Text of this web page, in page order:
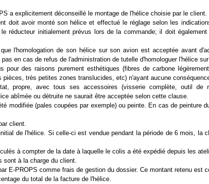
a explicitement déconseillé le montage de l'hélice choisie par le client.
doit avoir monté son hélice et effectué le réglage selon les
réducteur initialement prévus lors de la commande; il doit
l'homologation de son hélice sur son avion est acceptée avant
en cas de refus de l'administration de tutelle d'homologuer l'hélice
pour des raisons purement esthétiques (fibres de carbone
très petites zones translucides, etc) n'ayant aucune
propre, avec tous ses accessoires (visserie complète, outil de
abîmée ou détruite ne saurait être acceptée selon cette clause.
modifiée (pales coupées par exemple) ou peinte. En cas de peinture
client.
de l'hélice. Si celle-ci est vendue pendant la période de 6 mois, la
à compter de la date à laquelle le colis a été expédié depuis les
sont à la charge du client.
E-PROPS comme frais de gestion du dossier. Ce montant retenu est
du total de la facture de l'hélice.